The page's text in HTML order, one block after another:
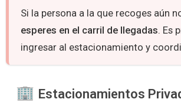
Si la persona a la que recoges aún
esperes en el carril de llegadas. Es
ingresar al estacionamiento y
Estacionamientos